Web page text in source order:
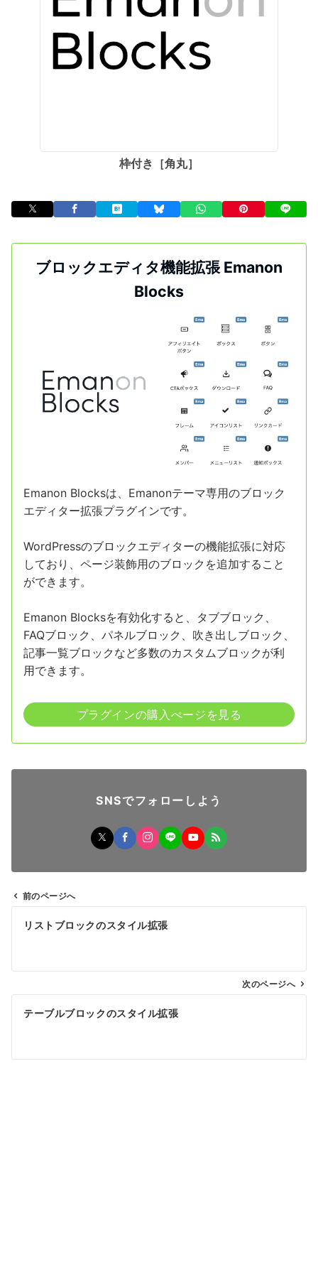
枠付き［角丸］
ブロックエディタ機能拡張 Emanon
Blocks
Emanon Blocksは、Emanonテーマ専用のブロック
エディター拡張プラグインです。
WordPressのブロックエディターの機能拡張に対応
しており、ページ装飾用のブロックを追加すること
ができます。
Emanon Blocksを有効化すると、タブブロック、
FAQブロック、パネルブロック、吹き出しブロック、
記事一覧ブロックなど多数のカスタムブロックが利
用できます。
プラグインの購入ぺージを見る
SNSでフォローしよう
ン
前のページへ
リストブロックのスタイル拡張
次のページへ
テーブルブロックのスタイル拡張